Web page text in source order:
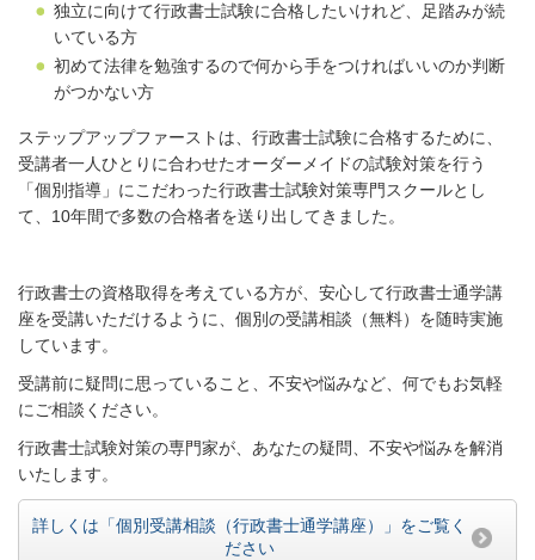
独立に向けて行政書士試験に合格したいけれど、足踏みが続
いている方
初めて法律を勉強するので何から手をつければいいのか判断
がつかない方
ステップアップファーストは、行政書士試験に合格するために、
受講者一人ひとりに合わせたオーダーメイドの試験対策を行う
「個別指導」にこだわった行政書士試験対策専門スクールとし
て、10年間で多数の合格者を送り出してきました。
行政書士の資格取得を考えている方が、安心して行政書士通学講
座を受講いただけるように、個別の受講相談（無料）を随時実施
しています。
受講前に疑問に思っていること、不安や悩みなど、何でもお気軽
にご相談ください。
行政書士試験対策の専門家が、あなたの疑問、不安や悩みを解消
いたします。
詳しくは「個別受講相談（行政書士通学講座）」をご覧く
ださい